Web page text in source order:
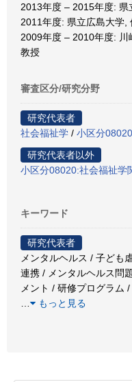
2013年度 – 2015年度:
2011年度: 県立広島大学,
2009年度 – 2010年度:
教授
審査区分/研究分野
研究代表者
社会福祉学 / 小区分
研究代表者以外
小区分08020:社会福祉学
キーワード
研究代表者
メンタルヘルス / 子ども
連携 / メンタルヘルス問
メント / 研修プログラム
もっと見る